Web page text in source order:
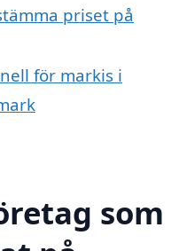
priset på
för markis i
som